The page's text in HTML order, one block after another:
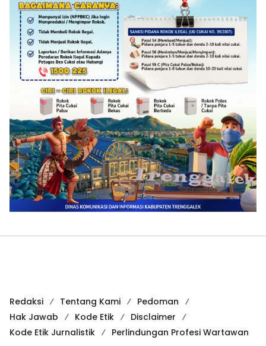
Redaksi Tentang Kami
Pedoman
Hak Jawab
Kode Etik
Disclaimer
Kode Etik Jurnalistik
Perlindungan Profesi Wartawan